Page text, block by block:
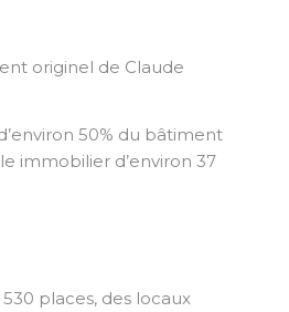
originel de Claude
50% du bâtiment
immobilier d’environ 37
places, des locaux